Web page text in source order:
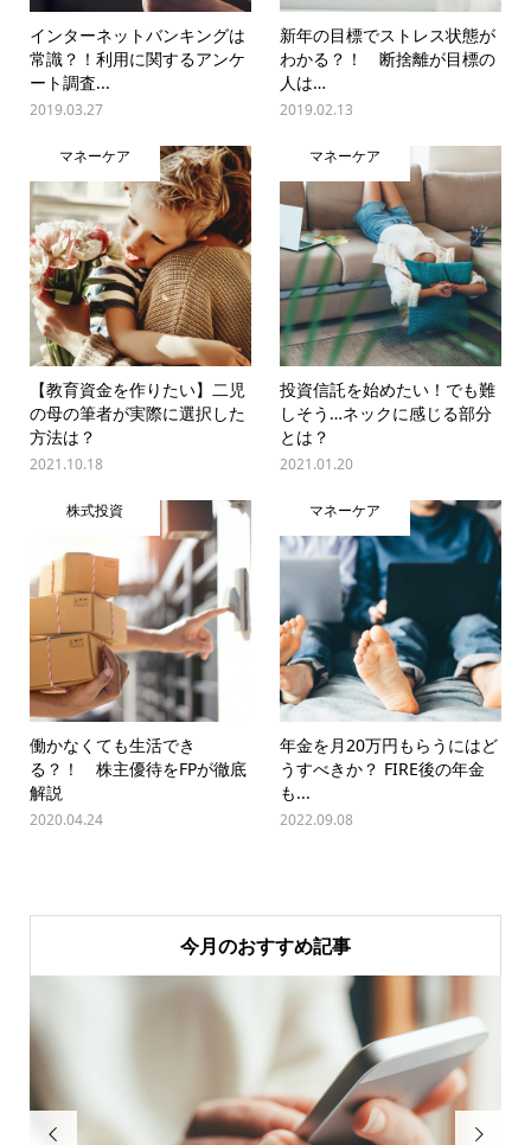
インターネットバンキングは
常識？！利用に関するアンケ
ート調査...
2019.03.27
新年の目標でストレス状態が
わかる？！ 断捨離が目標の
人は…
2019.02.13
マネーケア
【教育資金を作りたい】二児
の母の筆者が実際に選択した
方法は？
2021.10.18
マネーケア
投資信託を始めたい！でも難
しそう…ネックに感じる部分
とは？
2021.01.20
株式投資
働かなくても生活でき
る？！ 株主優待をFPが徹底
解説
2020.04.24
マネーケア
年金を月20万円もらうにはど
うすべきか？ FIRE後の年金
も...
2022.09.08
今月のおすすめ記事
 